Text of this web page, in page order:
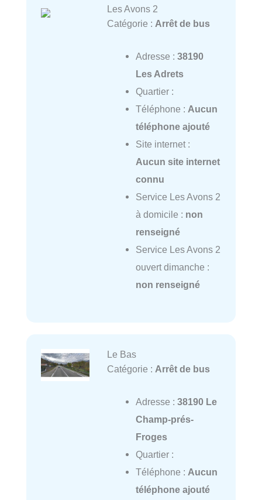
Les Avons 2
Catégorie : Arrêt de bus
Adresse : 38190
Les Adrets
Quartier :
Téléphone : Aucun
téléphone ajouté
Site internet :
Aucun site internet
connu
Service Les Avons 2
à domicile : non
renseigné
Service Les Avons 2
ouvert dimanche :
non renseigné
Le Bas
Catégorie : Arrêt de bus
Adresse : 38190 Le
Champ-prés-
Froges
Quartier :
Téléphone : Aucun
téléphone ajouté